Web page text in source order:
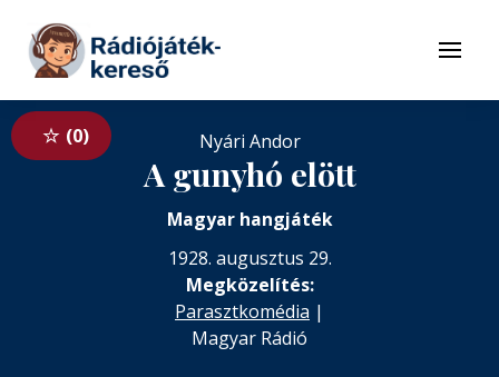
Tovább a tartalomhoz
Menü
0 Nyári Andor
A gunyhó elött
Magyar hangjáték
1928. augusztus 29.
Megközelítés:
Parasztkomédia |
Magyar Rádió